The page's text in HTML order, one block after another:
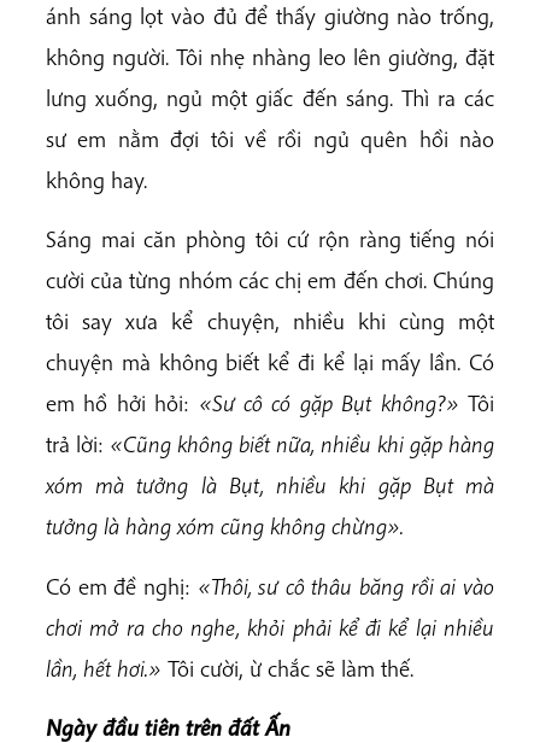
ánh sáng lọt vào đủ để thấy giường nào trống,
không người. Tôi nhẹ nhàng leo lên giường, đặt
lưng xuống, ngủ một giấc đến sáng. Thì ra các
sư em nằm đợi tôi về rồi ngủ quên hồi nào
không hay.
Sáng mai căn phòng tôi cứ rộn ràng tiếng nói
cười của từng nhóm các chị em đến chơi. Chúng
tôi say xưa kể chuyện, nhiều khi cùng một
chuyện mà không biết kể đi kể lại mấy lần. Có
em hồ hởi hỏi: «Sư cô có gặp Bụt không?»Tôi
trả lời: «Cũng không biết nữa, nhiều khi gặp hàng
xóm mà tưởng là Bụt, nhiều khi gặp Bụt mà
tưởng là hàng xóm cũng không chừng».
Có em đề nghị: «Thôi, sư cô thâu băng rồi ai vào
chơi mở ra cho nghe, khỏi phải kể đi kể lại nhiều
lần, hết hơi.» Tôi cười, ừ chắc sẽ làm thế.
Ngày đầu tiên trên đất Ấn